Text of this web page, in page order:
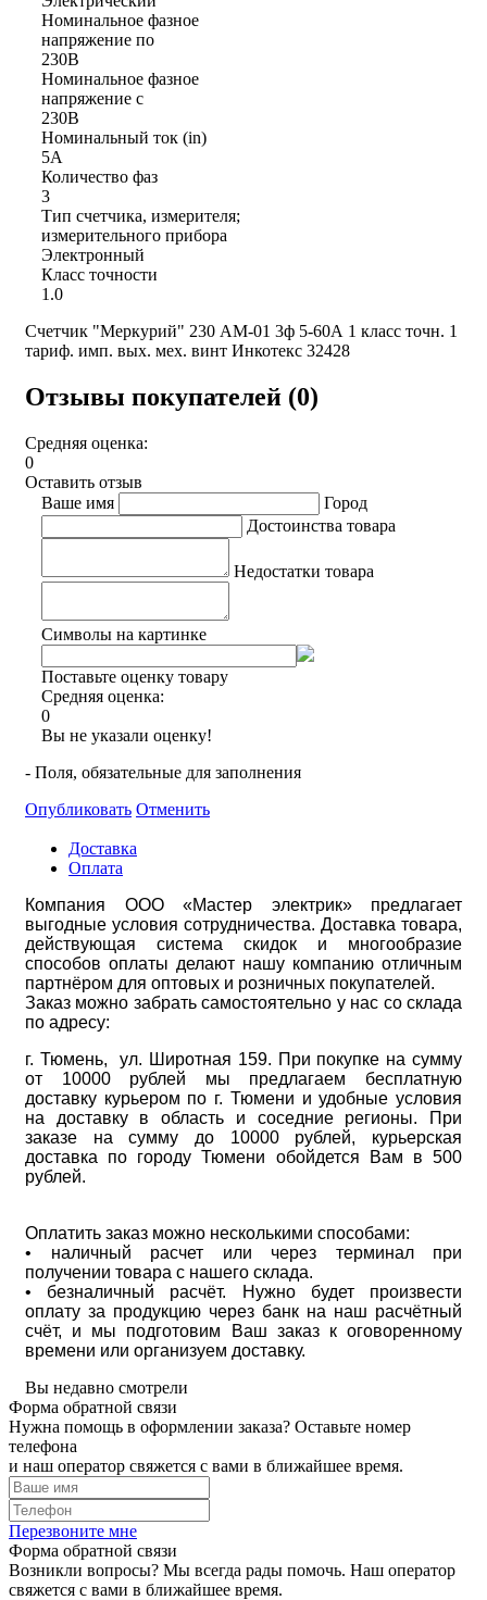
Номинальное фазное
напряжение по
230В
Номинальное фазное
напряжение с
230В
Номинальный ток (in)
5А
Количество фаз
3
Тип счетчика, измерителя;
измерительного прибора
Электронный
Класс точности
1.0
Счетчик "Меркурий" 230 AM-01 3ф 5-60А 1 класс точн. 1
тариф. имп. вых. мех. винт Инкотекс 32428
Отзывы покупателей (0)
Средняя оценка:
0
Оставить отзыв
Ваше имя
Город
Достоинства товара
Недостатки товара
Символы на картинке
Поставьте оценку товару
Средняя оценка:
0
Вы не указали оценку!
- Поля, обязательные для заполнения
Опубликовать Отменить
Доставка
Оплата
Компания ООО «Мастер электрик» предлагает
выгодные условия сотрудничества. Доставка товара,
действующая система скидок и многообразие
способов оплаты делают нашу компанию отличным
партнёром для оптовых и розничных покупателей.
Заказ можно забрать самостоятельно у нас со склада
по адресу:
г. Тюмень, ул. Широтная 159. При покупке на сумму
от 10000 рублей мы предлагаем бесплатную
доставку курьером по г. Тюмени и удобные условия
на доставку в область и соседние регионы. При
заказе на сумму до 10000 рублей, курьерская
доставка по городу Тюмени обойдется Вам в 500
рублей.
Оплатить заказ можно несколькими способами:
• наличный расчет или через терминал при
получении товара с нашего склада.
• безналичный расчёт. Нужно будет произвести
оплату за продукцию через банк на наш расчётный
счёт, и мы подготовим Ваш заказ к оговоренному
времени или организуем доставку.
Вы недавно смотрели
Форма обратной связи
Нужна помощь в оформлении заказа? Оставьте номер
телефона
и наш оператор свяжется с вами в ближайшее время.
Перезвоните мне
Форма обратной связи
Возникли вопросы? Мы всегда рады помочь. Наш оператор
свяжется с вами в ближайшее время.